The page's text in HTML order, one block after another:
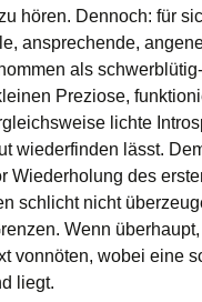
hören. Dennoch: für
ansprechende,
als
Preziose,
lichte
wiederfinden lässt.
Wiederholung des
schlicht nicht
Wenn
vonnöten, wobei eine
liegt.